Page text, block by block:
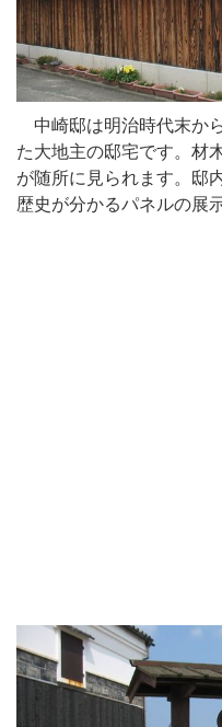
中崎邸は明治時代末か
た大地主の邸宅です。材
が随所に見られます。邸
歴史が分かるパネルの展